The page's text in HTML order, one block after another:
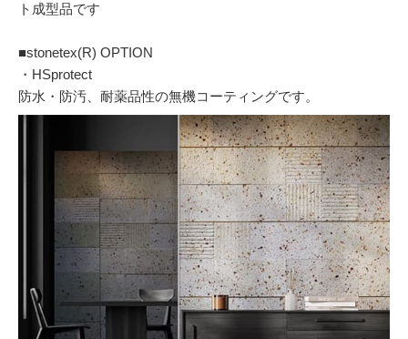
ト成型品です
■stonetex(R) OPTION
・HSprotect
防水・防汚、耐薬品性の無機コーティングです。